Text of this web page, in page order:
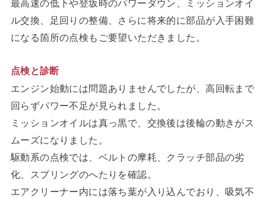
最高速の低下や登坂時のパワーダウン、ミッションオイ
ル交換、足回りの整備、さらに将来的に部品が入手困難
になる箇所の点検もご要望いただきました。
点検と診断
エンジン始動には問題ありませんでしたが、高回転まで
回らずパワー不足が見られました。
ミッションオイルは真っ黒で、交換後は後輪の動きがス
ムーズになりました。
駆動系の点検では、ベルトの摩耗、クラッチ部品の劣
化、スプリングのへたりを確認。
エアクリーナー内には落ち葉が入り込んでおり、吸気不